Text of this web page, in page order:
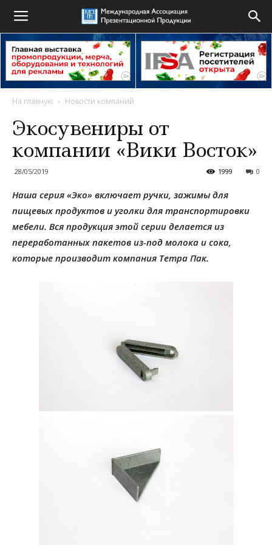
На главную Новости компаний
Экосувениры от
компании «Вики Восток»
28/05/2019 0
1999
Наша серия «Эко» включает ручки, зажимы для
пищевых продуктов и уголки для транспортировки
мебели. Вся продукция этой серии делается из
переработанных пакетов из-под молока и сока,
которые производит компания Тетра Пак.